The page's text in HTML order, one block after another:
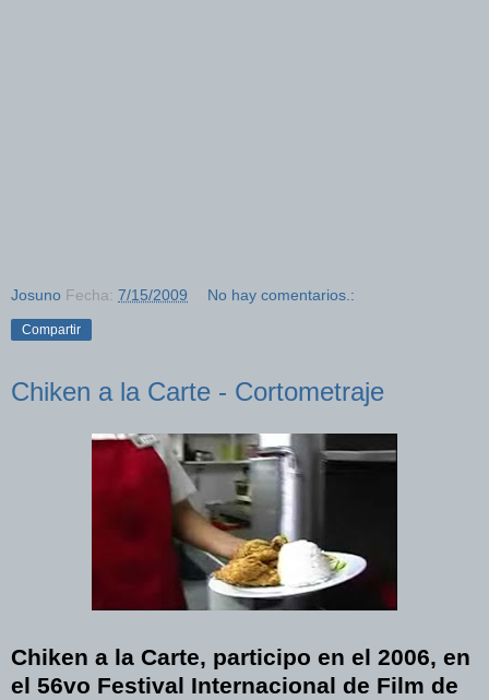
Josuno Fecha: 7/15/2009 No hay comentarios.:
Compartir
Chiken a la Carte - Cortometraje
Chiken a la Carte, participo en el 2006, en
el 56vo Festival Internacional de Film de